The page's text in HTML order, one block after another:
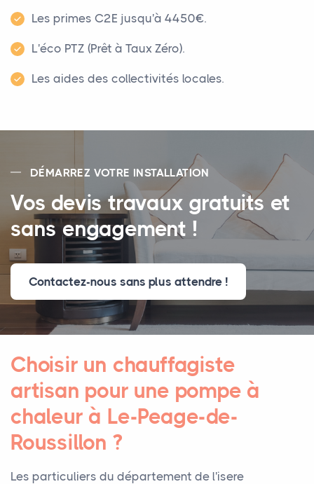
Les primes C2E jusqu'à 4450€.
L'éco PTZ (Prêt à Taux Zéro).
Les aides des collectivités locales.
DÉMARREZ VOTRE INSTALLATION
Vos devis travaux gratuits et
sans engagement !
Contactez-nous sans plus attendre !
Choisir un chauffagiste
artisan pour une pompe à
chaleur à Le-Peage-de-
Roussillon ?
Les particuliers du département de l'isere